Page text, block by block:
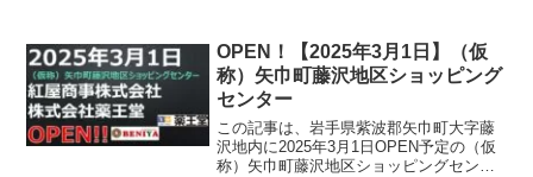
OPEN！【2025年3月1日】（仮
称）矢巾町藤沢地区ショッピング
センター
この記事は、岩手県紫波郡矢巾町大字藤
沢地内に2025年3月1日OPEN予定の（仮
称）矢巾町藤沢地区ショッピングセンタ